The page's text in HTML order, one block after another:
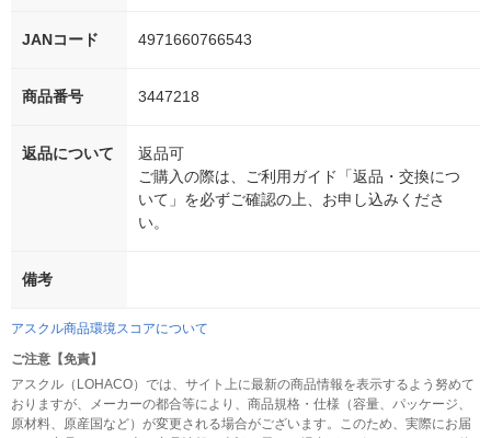
JANコード 4971660766543
商品番号 3447218
返品について
返品可
ご購入の際は、ご利用ガイド「返品・交換につ
いて」を必ずご確認の上、お申し込みくださ
い。
備考
アスクル商品環境スコアについて
ご注意【免責】
アスクル（LOHACO）では、サイト上に最新の商品情報を表示するよう努めて
おりますが、メーカーの都合等により、商品規格・仕様（容量、パッケージ、
原材料、原産国など）が変更される場合がございます。このため、実際にお届